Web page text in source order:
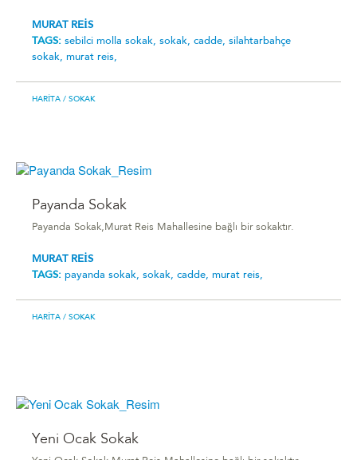
MURAT REİS
TAGS: sebilci molla sokak, sokak, cadde, silahtarbahçe
sokak, murat reis,
HARITA / SOKAK
Payanda Sokak
Payanda Sokak,Murat Reis Mahallesine bağlı bir sokaktır.
MURAT REİS
TAGS: payanda sokak, sokak, cadde, murat reis,
HARITA / SOKAK
Yeni Ocak Sokak